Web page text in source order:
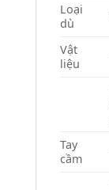
Loại
dù
Vật
liệu
Tay
cầm